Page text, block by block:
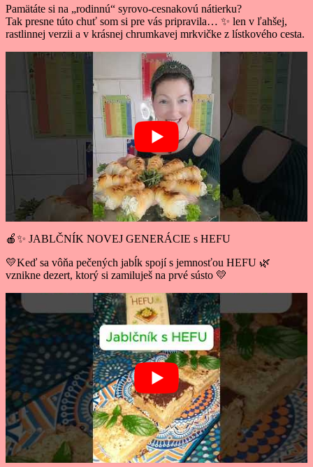
Pamätáte si na „rodinnú“ syrovo-cesnakovú nátierku?
Tak presne túto chuť som si pre vás pripravila… ✨ len v ľahšej,
rastlinnej verzii a v krásnej chrumkavej mrkvičke z lístkového cesta.
🍎✨ JABLČNÍK NOVEJ GENERÁCIE s HEFU
💛Keď sa vôňa pečených jabĺk spojí s jemnosťou HEFU 🌿
vznikne dezert, ktorý si zamiluješ na prvé sústo 💛